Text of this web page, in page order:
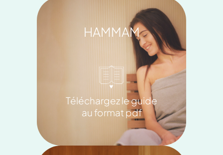
HAMMAM
Téléchargez le guide
au format pdf